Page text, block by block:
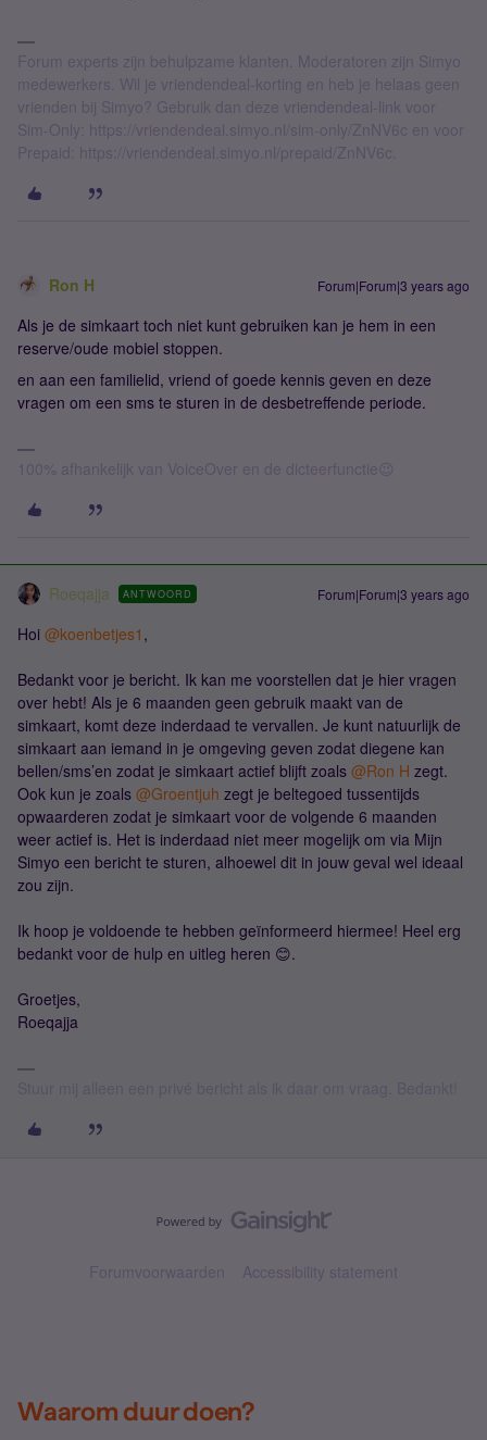
Forum experts zijn behulpzame klanten. Moderatoren zijn Simyo
medewerkers. Wil je vriendendeal-korting en heb je helaas geen
vrienden bij Simyo? Gebruik dan deze vriendendeal-link voor
Sim-Only: https://vriendendeal.simyo.nl/sim-only/ZnNV6c en voor
Prepaid: https://vriendendeal.simyo.nl/prepaid/ZnNV6c.
Ron H Forum|Forum|3 years ago
Als je de simkaart toch niet kunt gebruiken kan je hem in een
reserve/oude mobiel stoppen.
en aan een familielid, vriend of goede kennis geven en deze
vragen om een sms te sturen in de desbetreffende periode.
100% afhankelijk van VoiceOver en de dicteerfunctie😉
Roeqajja ANTWOORD Forum|Forum|3 years ago
Hoi @koenbetjes1 ,
Bedankt voor je bericht. Ik kan me voorstellen dat je hier vragen
over hebt! Als je 6 maanden geen gebruik maakt van de
simkaart, komt deze inderdaad te vervallen. Je kunt natuurlijk de
simkaart aan iemand in je omgeving geven zodat diegene kan
bellen/sms’en zodat je simkaart actief blijft zoals @Ron H zegt.
Ook kun je zoals @Groentjuh zegt je beltegoed tussentijds
opwaarderen zodat je simkaart voor de volgende 6 maanden
weer actief is. Het is inderdaad niet meer mogelijk om via Mijn
Simyo een bericht te sturen, alhoewel dit in jouw geval wel ideaal
zou zijn.
Ik hoop je voldoende te hebben geïnformeerd hiermee! Heel erg
bedankt voor de hulp en uitleg heren 😊.
Groetjes,
Roeqajja
Forumvoorwaarden Accessibility statement
Waarom duur doen?